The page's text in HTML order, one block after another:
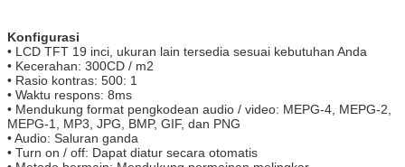
Konfigurasi
• LCD TFT 19 inci, ukuran lain tersedia sesuai kebutuhan Anda
• Kecerahan: 300CD / m2
• Rasio kontras: 500: 1
• Waktu respons: 8ms
• Mendukung format pengkodean audio / video: MEPG-4, MEPG-2,
MEPG-1, MP3, JPG, BMP, GIF, dan PNG
• Audio: Saluran ganda
• Turn on / off: Dapat diatur secara otomatis